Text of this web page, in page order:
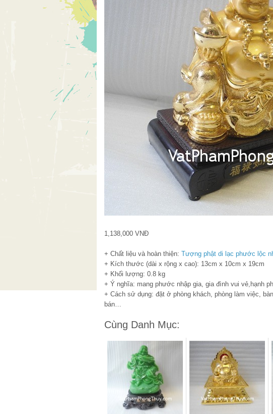
1,138,000 VNĐ
+ Chất liệu và hoàn thiện: Tượng phật di lạc phước lộc
+ Kích thước (dài x rộng x cao): 13cm x 10cm x 19cm
+ Khối lượng: 0.8 kg
+ Ý nghĩa: mang phước nhập gia, gia đình vui vẻ,hạnh
+ Cách sử dụng: đặt ở phòng khách, phòng làm việc,
bán…
Cùng Danh Mục: